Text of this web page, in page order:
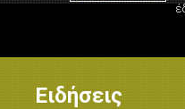
Ειδήσεις